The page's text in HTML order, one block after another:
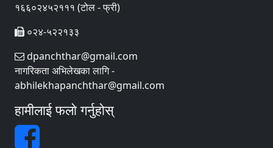
१६६०२४५२१११ (टोल - फ्री)
०२४-५२२१३३
dpanchthar@gmail.com
नागरिकता अभिलेखका लागि -
abhilekhapanchthar@gmail.com
हामीलाई फलो गर्नुहोस्